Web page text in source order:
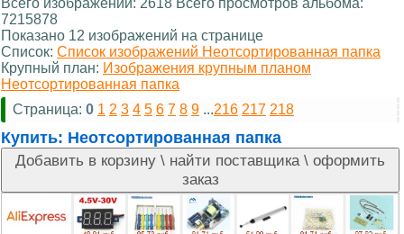
7215878
Показано 12 изображений на странице
Список: Список изображений Неотсортированная папка
Крупный план: Изображения крупным планом
Неотсортированная папка
Страница: 0 1 2 3 4 5 6 7 8 9 ...216 217 218
Купить: Неотсортированная папка